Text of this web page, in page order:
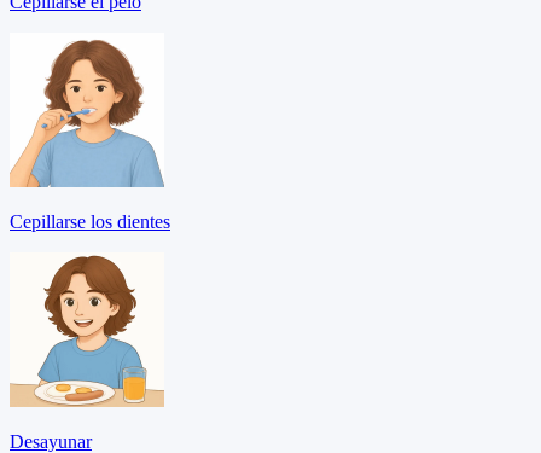
Cepillarse los dientes
Desayunar